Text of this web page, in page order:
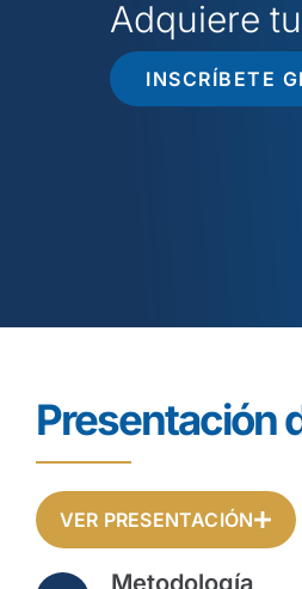
Adquiere
INSCRÍBETE
Presentación
VER PRESENTACIÓN